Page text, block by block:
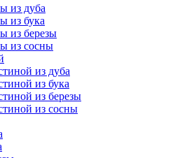
из дуба
из бука
из березы
из сосны
из дуба
из бука
из березы
из сосны